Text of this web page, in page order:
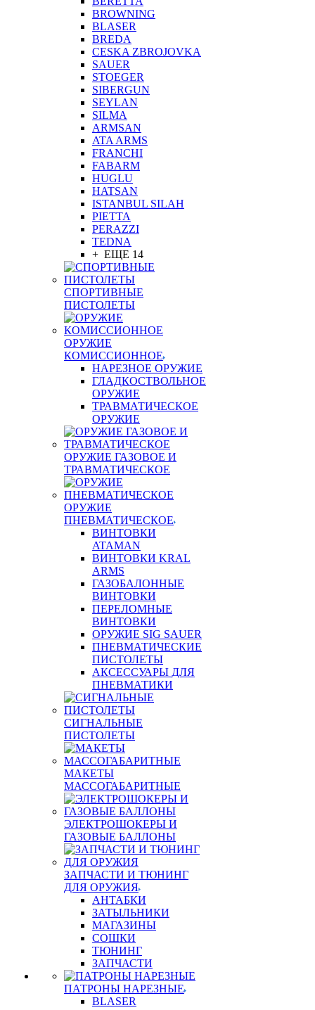
BROWNING
BLASER
BREDA
CESKA ZBROJOVKA
SAUER
STOEGER
SIBERGUN
SEYLAN
SILMA
ARMSAN
ATA ARMS
FRANCHI
FABARM
HUGLU
HATSAN
ISTANBUL SILAH
PIETTA
PERAZZI
TEDNA
+ ЕЩЕ 14
СПОРТИВНЫЕ
ПИСТОЛЕТЫ
ОРУЖИЕ
КОМИССИОННОЕ
НАРЕЗНОЕ ОРУЖИЕ
ГЛАДКОСТВОЛЬНОЕ
ОРУЖИЕ
ТРАВМАТИЧЕСКОЕ
ОРУЖИЕ
ОРУЖИЕ ГАЗОВОЕ И
ТРАВМАТИЧЕСКОЕ
ОРУЖИЕ
ПНЕВМАТИЧЕСКОЕ
ВИНТОВКИ
ATAMAN
ВИНТОВКИ KRAL
ARMS
ГАЗОБАЛОННЫЕ
ВИНТОВКИ
ПЕРЕЛОМНЫЕ
ВИНТОВКИ
ОРУЖИЕ SIG SAUER
ПНЕВМАТИЧЕСКИЕ
ПИСТОЛЕТЫ
АКСЕССУАРЫ ДЛЯ
ПНЕВМАТИКИ
СИГНАЛЬНЫЕ
ПИСТОЛЕТЫ
МАКЕТЫ
МАССОГАБАРИТНЫЕ
ЭЛЕКТРОШОКЕРЫ И
ГАЗОВЫЕ БАЛЛОНЫ
ЗАПЧАСТИ И ТЮНИНГ
ДЛЯ ОРУЖИЯ
АНТАБКИ
ЗАТЫЛЬНИКИ
МАГАЗИНЫ
СОШКИ
ТЮНИНГ
ЗАПЧАСТИ
ПАТРОНЫ НАРЕЗНЫЕ
BLASER